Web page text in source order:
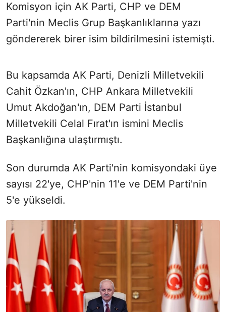
Komisyon için AK Parti, CHP ve DEM
Parti'nin Meclis Grup Başkanlıklarına yazı
göndererek birer isim bildirilmesini istemişti.
Bu kapsamda AK Parti, Denizli Milletvekili
Cahit Özkan'ın, CHP Ankara Milletvekili
Umut Akdoğan'ın, DEM Parti İstanbul
Milletvekili Celal Fırat'ın ismini Meclis
Başkanlığına ulaştırmıştı.
Son durumda AK Parti'nin komisyondaki üye
sayısı 22'ye, CHP'nin 11'e ve DEM Parti'nin
5'e yükseldi.